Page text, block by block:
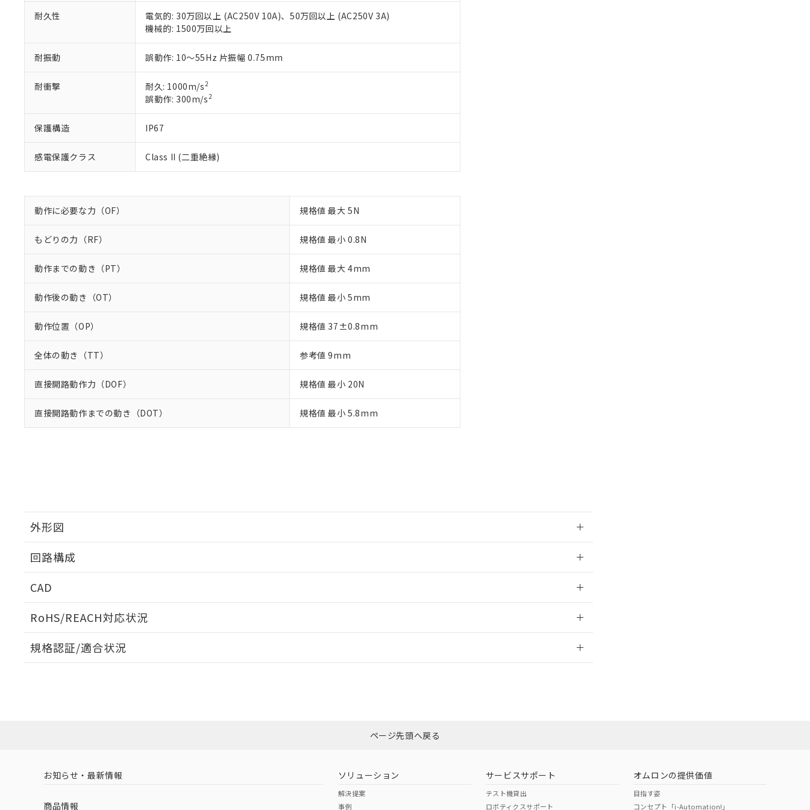
耐久性
電気的: 30万回以上 (AC250V 10A)、50万回以上 (AC250V 3A)
機械的: 1500万回以上
耐振動 誤動作: 10～55Hz 片振幅 0.75mm
耐衝撃 耐久: 1000m/s2
誤動作: 300m/s2
保護構造 IP67
感電保護クラス Class II (二重絶縁)
動作に必要な力（OF） 規格値 最大 5N
もどりの力（RF） 規格値 最小 0.8N
動作までの動き（PT） 規格値 最大 4mm
動作後の動き（OT） 規格値 最小 5mm
動作位置（OP） 規格値 37±0.8mm
全体の動き（TT） 参考値 9mm
直接開路動作力（DOF） 規格値 最小 20N
直接開路動作までの動き（DOT） 規格値 最小 5.8mm
外形図
回路構成
CAD
RoHS/REACH対応状況
EU RoHS 注意事項・凡例
ダウンロードはこちら
中国 RoHS 注意事項・凡例
規格認証/適合状況
（イギリス
（ノルウェー
（日本
（アメリカ
い。
正式な納期状況および標準価格はお客様のお取引先、またはお客様担当のオムロン制御機器販売店・
当社販売員にご相談ください。
オムロン制御機器販売店や当社販売拠点は「販売ネットワーク
在庫状況および標準価格結果を当社の事前の承諾なく第三者に漏洩または開示しないようお願いしま
が、当社の製品・サービスに関するお客様との取引・商談に必要な範囲で利用することをご了承くだ
※当社の共同利用者とは、"個人情報の共同利用に関して"
の「1.共同利用者の範囲」に記載されて
いる法人を指します。
※2 対応予定月
部品在庫の切り替え状況などにより、予定月が前後することがあります。
※3 非含有証明書ダウンロード
EU RoHS指令（10物質）の非含有証明書
51物質の非含有証明書（当社基準）
また、RoHS指令のフタル酸エステル類４物質の対応では、対応完了までの期間は出荷製品に未対応品が
混在することから備考欄に対応日を記載しておりました。
※2 環境保護使用期限
「ｅ」：有害物質（10物質）のすべてが基準値以下であることを示します。
「10」：通常の使用状況下において有害物質が外部に漏えいし、環境に深刻な影響を及ぼさない年数を意
味します。
「－」：未確認です。当社販売部門へお問い合わせください。
当社は貴社製品を、核兵器、ミサイル、化学兵器、生物兵器またはその他武器並びにこれらの製造装
置等に一切使用いたしません。
当社は、貴社製品を第三者に販売する場合は、上記1、2および3の内容を当該第三者に通知します。
また当社は、販売先および販売に係わる関係者が違法に輸出するおそれがある場合は、取り引きをい
たしません。
△
－
在庫なし(最新の在庫状況については、お客様のお取引先、またはお客様担当のオムロン制御
機器販売店・当社販売員にご確認ください)
空
白
ページ先頭へ戻る
お知らせ・最新情報
商品情報
ソリューション
解決提案
事例
サービスサポート
テスト機貸出
ロボティクスサポート
オムロンの提供価値
目指す姿
コンセプト「i-Automation!」